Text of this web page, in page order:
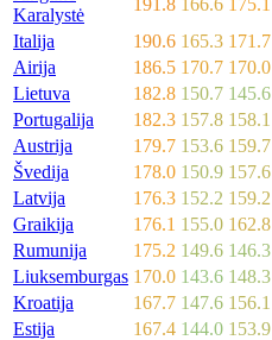
Karalystė
Italija
190.6 165.3 171.7
Airija
186.5 170.7 170.0
Lietuva
182.8 150.7 145.6
Portugalija
182.3 157.8 158.1
Austrija
179.7 153.6 159.7
Švedija
178.0 150.9 157.6
Latvija
176.3 152.2 159.2
Graikija
176.1 155.0 162.8
Rumunija
175.2 149.6 146.3
Liuksemburgas 170.0 143.6 148.3
Kroatija
167.7 147.6 156.1
Estija
167.4 144.0 153.9